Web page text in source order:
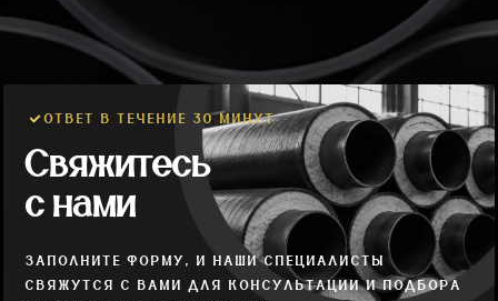
ОТВЕТ В ТЕЧЕНИЕ 30 МИНУТ
Свяжитесь
с нами
ЗАПОЛНИТЕ ФОРМУ, И НАШИ СПЕЦИАЛИСТЫ
СВЯЖУТСЯ С ВАМИ ДЛЯ КОНСУЛЬТАЦИИ И ПОДБОРА